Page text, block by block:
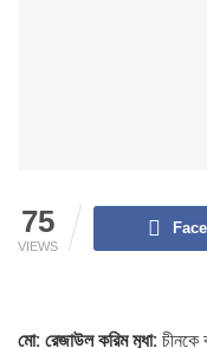
75
VIEWS
মো: রেজাউল করিম মৃধা: চীনকে